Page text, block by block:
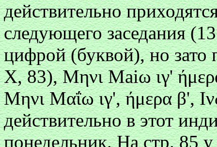
действительно
следующего заседания
цифрой (буквой), но
Χ, 83), Μηνι Maiω ιγ'
Μηνι Μαΐω ιγ', ήμερα β',
действительно в этот
понедельник. На стр. 85